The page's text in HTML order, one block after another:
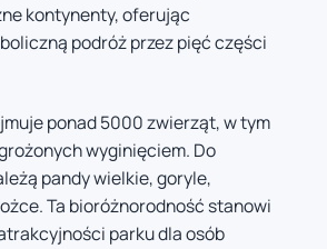
kontynenty, oferując
podróż przez pięć części
ponad 5000 zwierząt, w tym
wyginięciem. Do
pandy wielkie, goryle,
Ta bioróżnorodność stanowi
parku dla osób